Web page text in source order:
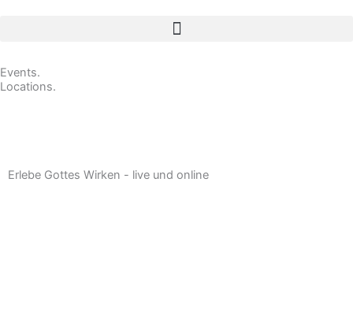
Events.
Locations.
Erlebe Gottes Wirken - live und online